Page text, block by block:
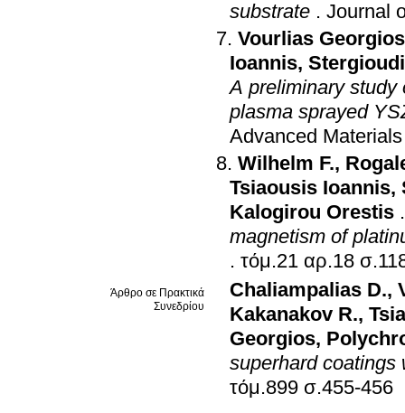
substrate . Journal
Vourlias Georgios
Ioannis,
A preliminary study
plasma sprayed
Advanced Materials
Wilhelm F.,
Tsiaousis Ioannis,
Kalogirou Orestis
magnetism of
.
τόμ.21
Άρθρο σε Πρακτικά
Συνεδρίου
Chaliampalias D.,
Kakanakov R.,
Georgios,
superhard coatings
τόμ.899 σ.455-456